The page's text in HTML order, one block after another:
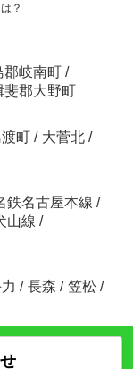
？
郡岐南町 /
斐郡大野町
渡町 / 大菅北 /
鉄名古屋本線 /
山線 /
/ 長森 / 笠松 /